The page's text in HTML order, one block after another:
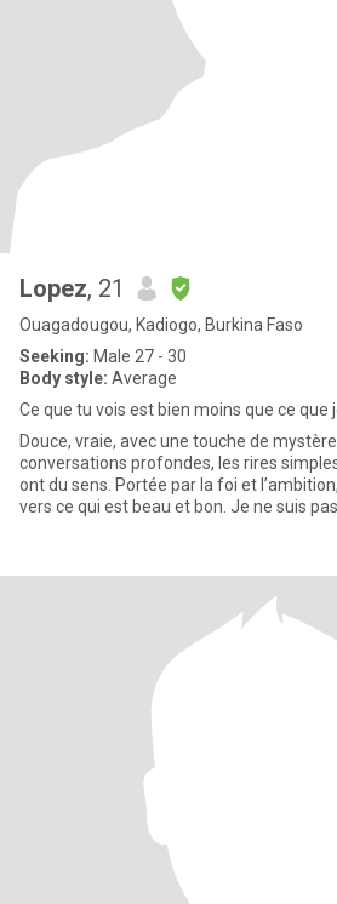
Lopez, 21
Ouagadougou, Kadiogo, Burkina Faso
Seeking: Male 27 - 30
Body style: Average
Ce que tu vois est bien moins que ce que
Douce, vraie, avec une touche de
conversations profondes, les rires
ont du sens. Portée par la foi et
vers ce qui est beau et bon. Je ne suis